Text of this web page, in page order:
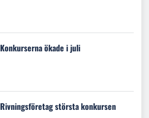
Konkurserna ökade i juli
Rivningsföretag största konkursen